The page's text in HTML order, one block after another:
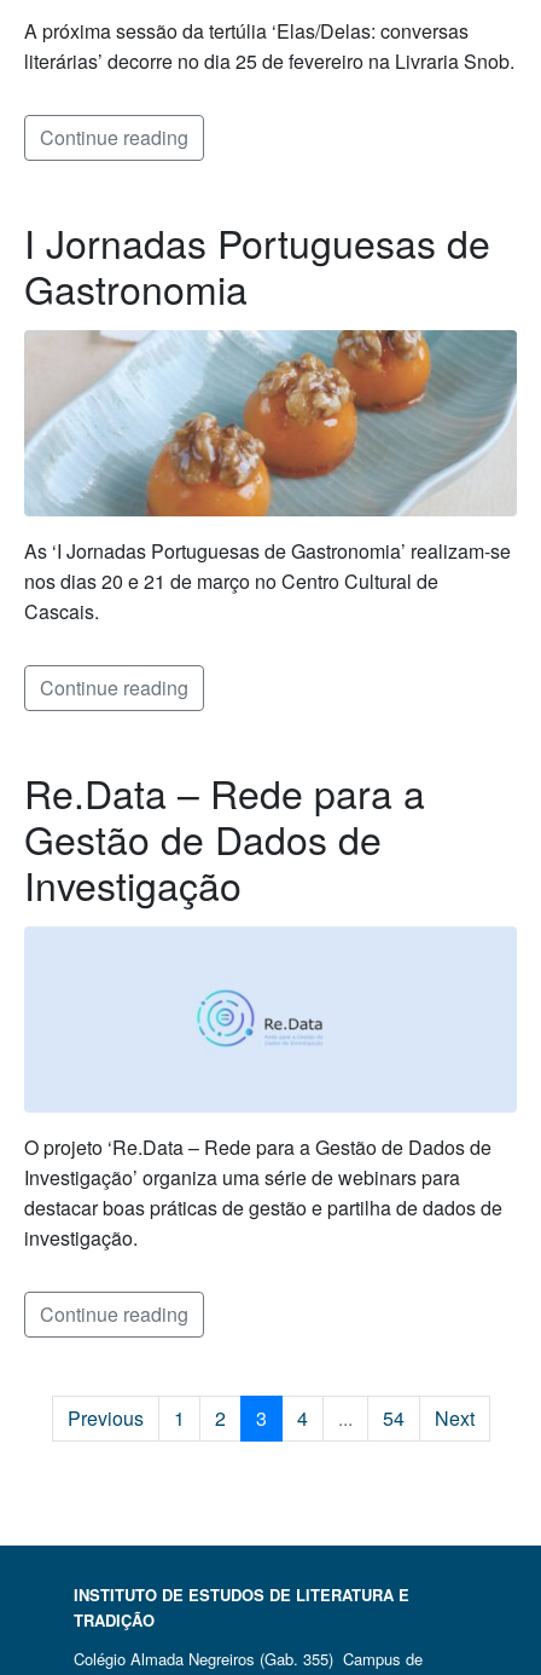
A próxima sessão da tertúlia ‘Elas/Delas: conversas
literárias’ decorre no dia 25 de fevereiro na Livraria Snob.
Continue reading
I Jornadas Portuguesas de
Gastronomia
As ‘I Jornadas Portuguesas de Gastronomia’ realizam-se
nos dias 20 e 21 de março no Centro Cultural de
Cascais.
Continue reading
Re.Data – Rede para a
Gestão de Dados de
Investigação
O projeto ‘Re.Data – Rede para a Gestão de Dados de
Investigação’ organiza uma série de webinars para
destacar boas práticas de gestão e partilha de dados de
investigação.
Continue reading
Previous 1 2 3 4 ... 54 Next
INSTITUTO DE ESTUDOS DE LITERATURA E
TRADIÇÃO
Colégio Almada Negreiros (Gab. 355) Campus de